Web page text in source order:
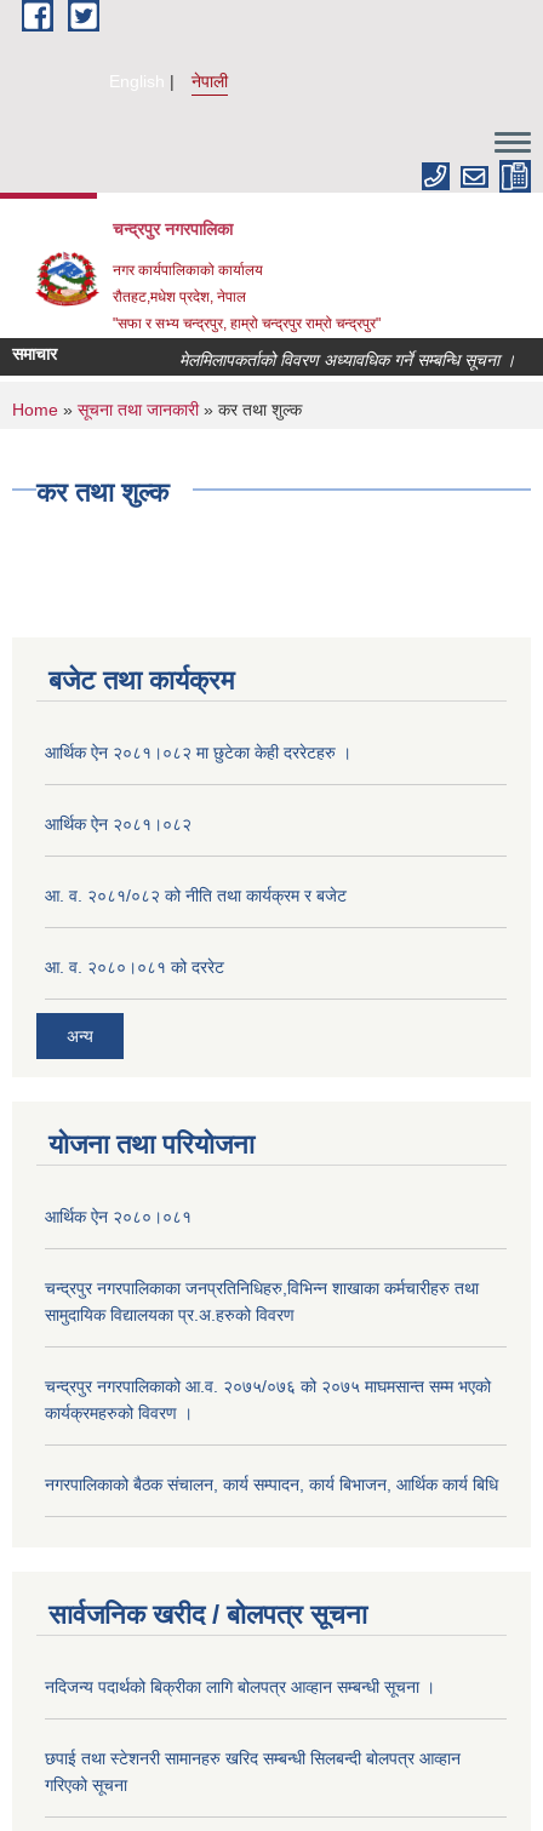
Skip to main content
English नेपाली
चन्द्रपुर नगरपालिका
नगर कार्यपालिकाको कार्यालय
रौतहट,मधेश प्रदेश, नेपाल
"सफा र सभ्य चन्द्रपुर, हाम्रो चन्द्रपुर राम्रो चन्द्रपुर"
समाचार मेलमिलापकर्ताको विवरण अध्यावधिक गर्ने सम्बन्धि सूचना ।
You are here
Home » सूचना तथा जानकारी» कर तथा शुल्क
कर तथा शुल्क
बजेट तथा कार्यक्रम
आर्थिक ऐन २०८१।०८२ मा छुटेका केही दररेटहरु ।
आर्थिक ऐन २०८१।०८२
आ. व. २०८१/०८२ को नीति तथा कार्यक्रम र बजेट
आ. व. २०८०।०८१ को दररेट
अन्य
योजना तथा परियोजना
आर्थिक ऐन २०८०।०८१
चन्द्रपुर नगरपालिकाका जनप्रतिनिधिहरु,विभिन्न शाखाका कर्मचारीहरु तथा
सामुदायिक विद्यालयका प्र.अ.हरुको विवरण
चन्द्रपुर नगरपालिकाको आ.व. २०७५/०७६ को २०७५ माघमसान्त सम्म भएको
कार्यक्रमहरुको विवरण ।
नगरपालिकाको बैठक संचालन, कार्य सम्पादन, कार्य बिभाजन, आर्थिक कार्य बिधि
सार्वजनिक खरीद / बोलपत्र सूचना
नदिजन्य पदार्थको बिक्रीका लागि बोलपत्र आव्हान सम्बन्धी सूचना ।
छपाई तथा स्टेशनरी सामानहरु खरिद सम्बन्धी सिलबन्दी बोलपत्र आव्हान
गरिएको सूचना